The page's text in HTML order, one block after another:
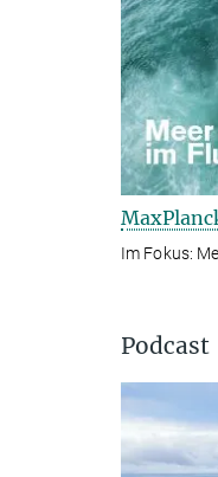
Im Fokus:
Podcast